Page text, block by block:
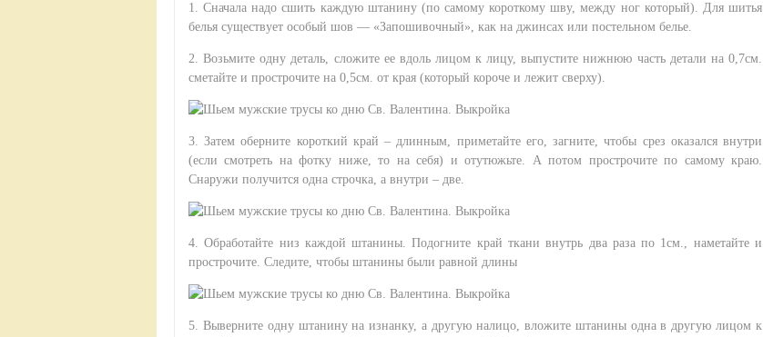
1. Сначала надо сшить каждую штанину (по самому короткому шву, между ног который). Для шитья
белья существует особый шов — «Запошивочный», как на джинсах или постельном белье.
2. Возьмите одну деталь, сложите ее вдоль лицом к лицу, выпустите нижнюю часть детали на 0,7см.
сметайте и прострочите на 0,5см. от края (который короче и лежит сверху).
3. Затем оберните короткий край – длинным, приметайте его, загните, чтобы срез оказался внутри
(если смотреть на фотку ниже, то на себя) и отутюжьте. А потом прострочите по самому краю.
Снаружи получится одна строчка, а внутри – две.
4. Обработайте низ каждой штанины. Подогните край ткани внутрь два раза по 1см., наметайте и
прострочите. Следите, чтобы штанины были равной длины
5. Выверните одну штанину на изнанку, а другую налицо, вложите штанины одна в другую лицом к